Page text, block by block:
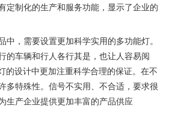
定制化的生产和服务功能，显示了企业的
，需要设置更加科学实用的多功能灯。
的车辆和行人各行其是，也让人容易阅
的设计中更加注重科学合理的保证。在不
多特殊性。信号不实用、不合适，要求很
生产企业提供更加丰富的产品供应